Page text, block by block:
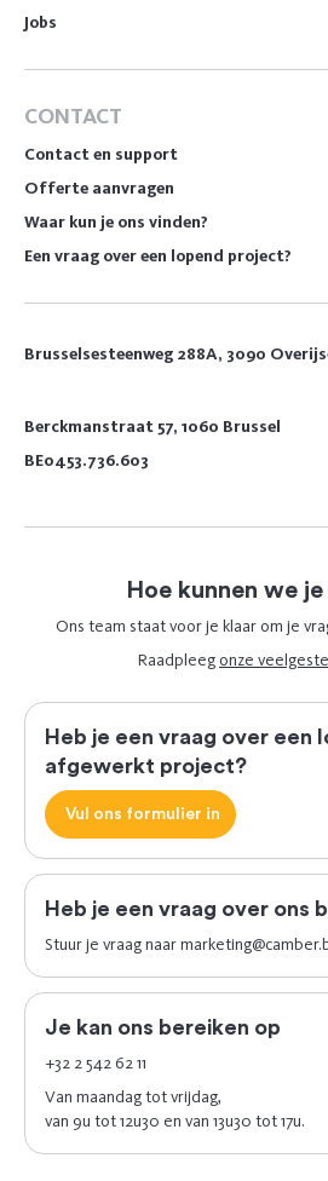
Jobs
CONTACT
Contact en support
Offerte aanvragen
Waar kun je ons vinden?
Een vraag over een lopend project?
Brusselsesteenweg 288A, 3090
Berckmanstraat 57, 1060 Brussel
BE0453.736.603
Hoe kunnen we
Ons team staat voor je klaar om je
Raadpleegonze
Heb je een vraag over een
afgewerkt project?
Vul ons formulier in
Heb je een vraag over ons
Stuur je vraag naar
Je kan ons bereiken op
+32 2 542 62 11
Van maandag tot vrijdag,
van 9u tot 12u30 en van 13u30 tot 17u.